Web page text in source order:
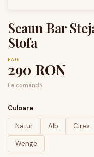
Scaun Bar
Stofa
FAG
290 RON
La comandă
Culoare
Natur Alb Cires
Wenge